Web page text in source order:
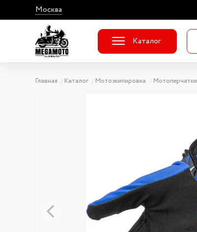
Москва
Каталог
Главная Каталог Мотоэкипировка Мотоперчатки